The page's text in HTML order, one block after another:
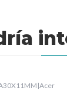
|Acer